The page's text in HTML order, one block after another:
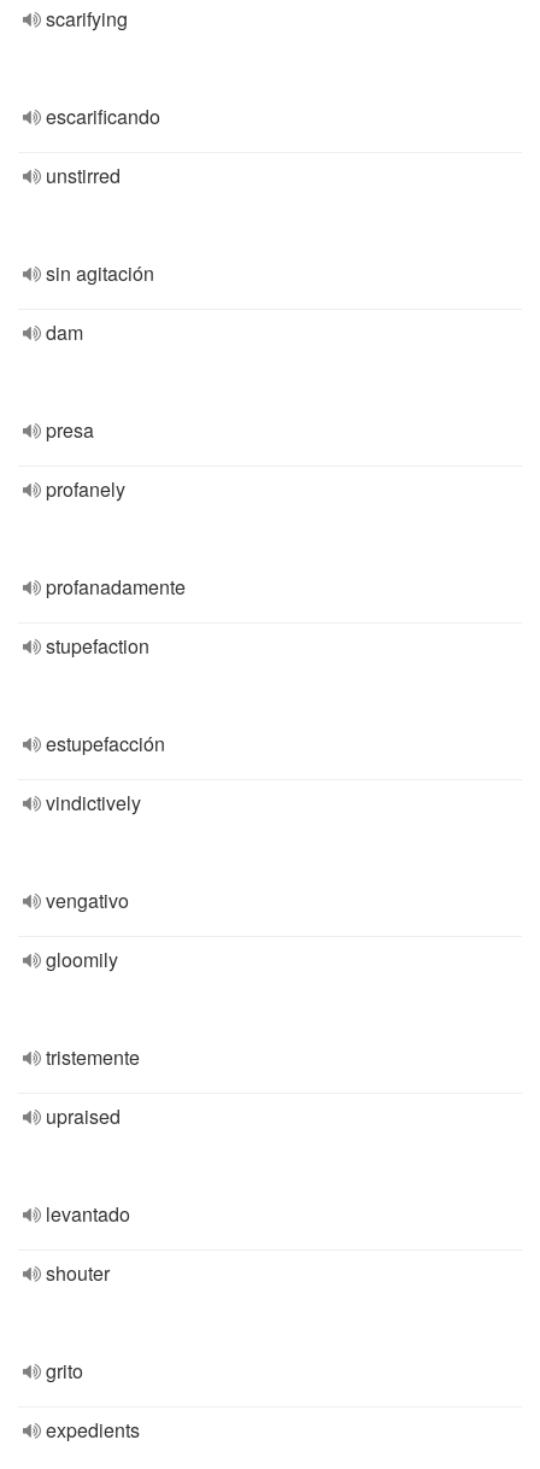
scarifying
escarificando
unstirred
sin agitación
dam
presa
profanely
profanadamente
stupefaction
estupefacción
vindictively
vengativo
gloomily
tristemente
upraised
levantado
shouter
grito
expedients